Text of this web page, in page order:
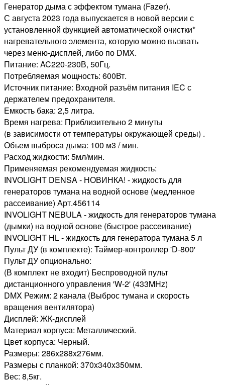
Генератор дыма с эффектом тумана (Fazer).
С августа 2023 года выпускается в новой версии с
установленной функцией автоматической очистки*
нагревательного элемента, которую можно вызвать
через меню-дисплей, либо по DMX.
Питание: AC220-230В, 50Гц.
Потребляемая мощность: 600Вт.
Источник питание: Входной разъём питания IEC с
держателем предохранителя.
Емкость бака: 2,5 литра.
Время нагрева: Приблизительно 2 минуты
(в зависимости от температуры окружающей среды) .
Объем выброса дыма: 100 м3 / мин.
Расход жидкости: 5мл/мин.
Применяемая рекомендуемая жидкость:
INVOLIGHT DENSA - НОВИНКА! - жидкость для
генераторов тумана на водной основе (медленное
рассеивание) Арт.456114
INVOLIGHT NEBULA - жидкость для генераторов тумана
(дымки) на водной основе (быстрое рассеивание)
INVOLIGHT HL - жидкость для генератора тумана 5 л
Пульт ДУ (в комплекте): Таймер-контроллер 'D-800'
Пульт ДУ опционально:
(В комплект не входит) Беспроводной пульт
дистанционного управления 'W-2' (433MHz)
DMX Режим: 2 канала (Выброс тумана и скорость
вращения вентилятора)
Дисплей: ЖК-дисплей
Материал корпуса: Металлический.
Цвет корпуса: Черный.
Размеры: 286x288x276мм.
Размеры с планкой: 370x340x350мм.
Вес: 8,5кг.